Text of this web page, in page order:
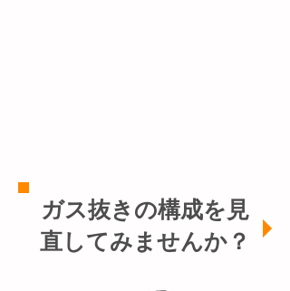
ガス抜きの構成を見
直してみませんか？